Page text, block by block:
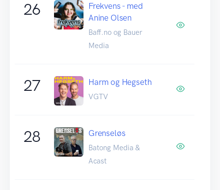
26
Frekvens - med
Anine Olsen
Baff.no og Bauer
Media
27 Harm og Hegseth
VGTV
28 Grenseløs
Batong Media &
Acast